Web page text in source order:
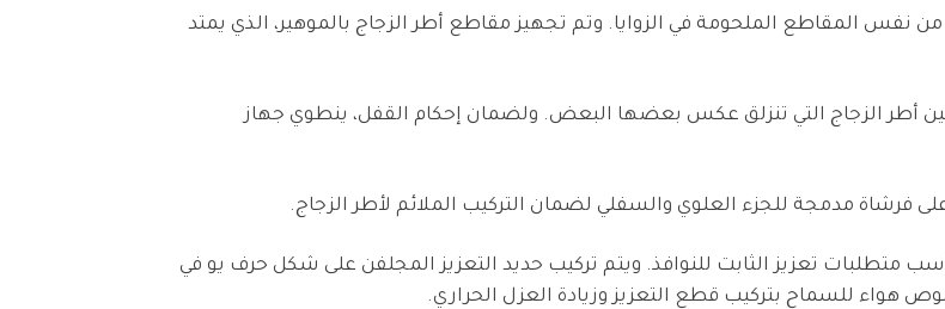
43 مم وجميعها مصنوعة من نفس المقاطع الملحومة في الزوايا. وتم تجهيز مقاطع أطر الزجاج بالموهير، الذي يمتد
على نظام جهاز التعشيق بين أطر الزجاج التي تنزلق عكس بعضها البعض. ولضمان إحكام القفل، ينطوي جهاز
بفتحة تعزيز مصممة لتناسب متطلبات تعزيز الثابت للنوافذ. ويتم تركيب حديد التعزيز المجلفن على شكل حرف يو في
هواء للسماح بتركيب قطع التعزيز وزيادة العزل الحراري.